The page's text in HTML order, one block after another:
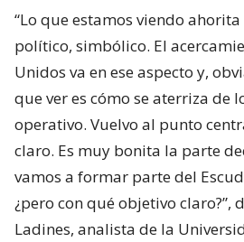
“Lo que estamos viendo
político, simbólico. El
Unidos va en ese aspecto y,
que ver es cómo se aterriza de
operativo. Vuelvo al punto
claro. Es muy bonita la parte
vamos a formar parte del
¿pero con qué objetivo claro?”,
Ladines, analista de la